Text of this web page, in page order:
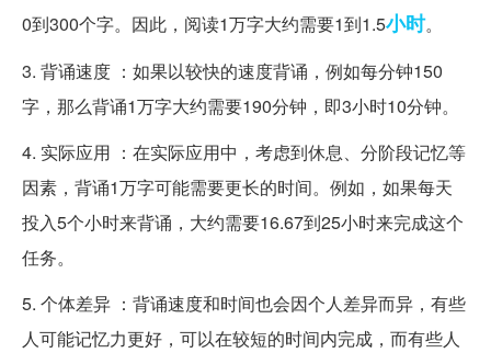
0到300个字。因此，阅读1万字大约需要1到1.5小时。
3. 背诵速度 ：如果以较快的速度背诵，例如每分钟150
字，那么背诵1万字大约需要190分钟，即3小时10分钟。
4. 实际应用 ：在实际应用中，考虑到休息、分阶段记忆等
因素，背诵1万字可能需要更长的时间。例如，如果每天
投入5个小时来背诵，大约需要16.67到25小时来完成这个
任务。
5. 个体差异 ：背诵速度和时间也会因个人差异而异，有些
人可能记忆力更好，可以在较短的时间内完成，而有些人